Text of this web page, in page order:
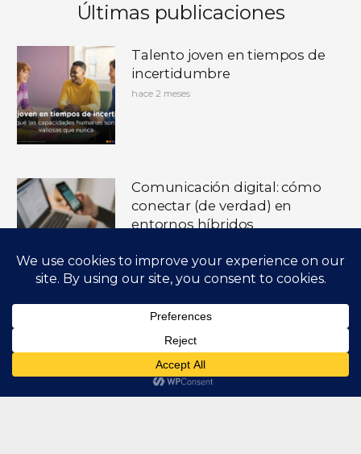
Últimas publicaciones
Talento joven en tiempos de
incertidumbre
hace 2 meses
Comunicación digital: cómo
conectar (de verdad) en
entornos híbridos
Presentaciones de Alto
Impacto: cuando comunicar
bien también es cuidar a las
personas de tu organización
hace 4 meses